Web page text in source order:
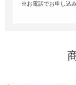
※お電話でお申し込